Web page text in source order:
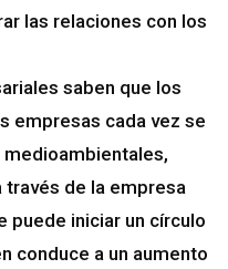
las relaciones con los
saben que los
empresas cada vez se
través de la empresa
puede iniciar un círculo
conduce a un aumento